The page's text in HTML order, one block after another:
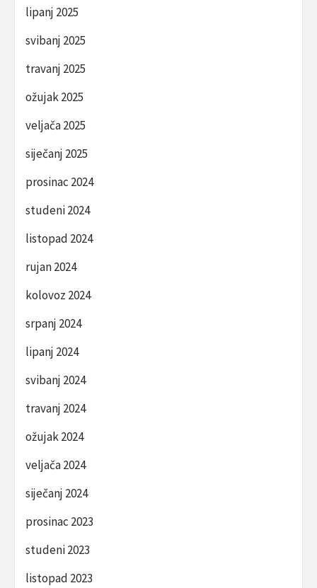
lipanj 2025
svibanj 2025
travanj 2025
ožujak 2025
veljača 2025
siječanj 2025
prosinac 2024
studeni 2024
listopad 2024
rujan 2024
kolovoz 2024
srpanj 2024
lipanj 2024
svibanj 2024
travanj 2024
ožujak 2024
veljača 2024
siječanj 2024
prosinac 2023
studeni 2023
listopad 2023